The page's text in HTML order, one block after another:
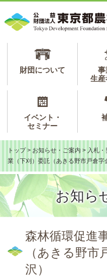
ジ
ュ
財団について
事
生産
イベント・
セミナー
トップ > お知らせ・ご案内 > 入札
業（下刈）委託（あきる野市戸倉字
お知ら
森林循環促進
（あきる野市
沢）